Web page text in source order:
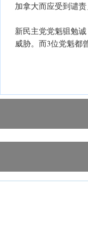
加拿大而应受到谴责
新民主党党魁驵勉
威胁。而3位党魁都